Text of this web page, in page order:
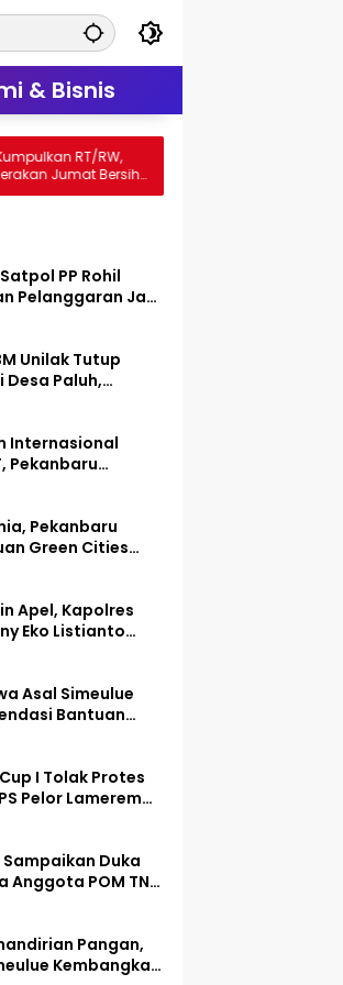
& Bisnis
Sekolah di Kepri, Pastikan
Tepat Waktu
PP Rohil
Pelanggaran Jam
Malam
Unilak Tutup
Paluh,
Edukasi Hukum
Internasional
Pekanbaru
Persiapan
Pekanbaru
Green Cities
GT 2026
Apel, Kapolres
Eko Listianto
Asal Simeulue
Bantuan
Jamaluddin
I Tolak Protes
Pelor Lamerem
Duka
Anggota POM TNI
Bandar Narkoba
Pangan,
Kembangkan